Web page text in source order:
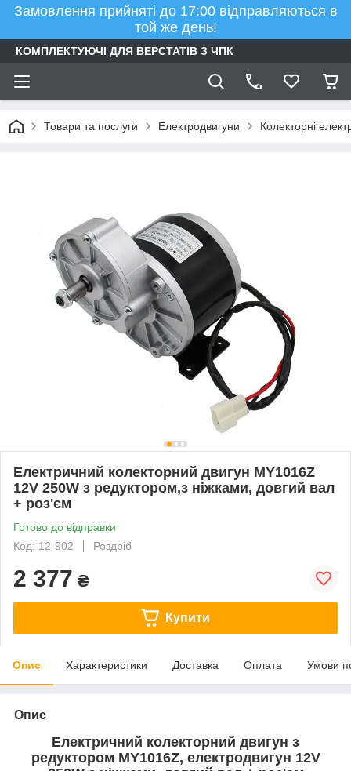
Замовлення прийняті до 17:00 відправляються в
той же день!
КОМПЛЕКТУЮЧІ ДЛЯ ВЕРСТАТІВ З ЧПК
Товари та послуги Електродвигуни Колекторні
Електричний колекторний двигун MY1016Z
12V 250W з редуктором,з ніжками, довгий вал
+ роз'єм
Готово до відправки
Код: 12-902
Роздріб
2 377 ₴
Купити
Опис Характеристики Доставка Оплата Умови
Опис
Електричний колекторний двигун з
редуктором MY1016Z, електродвигун 12V